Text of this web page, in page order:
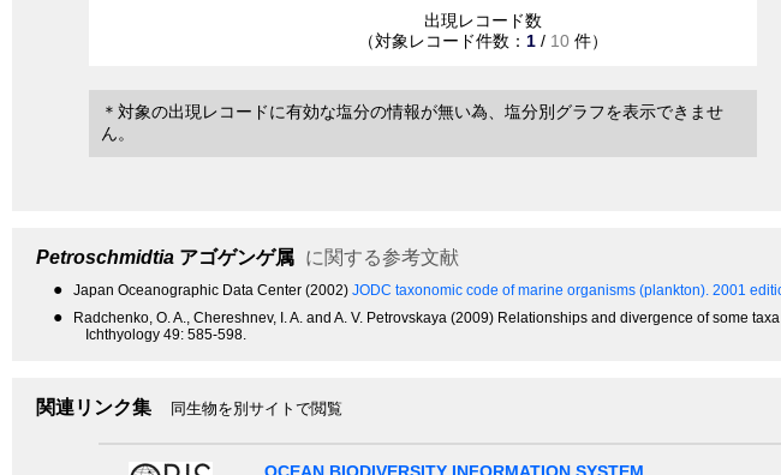
出現レコード数
（対象レコード件数： 1 / 10 件）
＊対象の出現レコードに有効な塩分の情報が無い為、塩分別グラフを表示できませ
ん。
Petroschmidtia アゴゲンゲ属 に関する参考文献
● Japan Oceanographic Data Center (2002) JODC taxonomic code of marine organisms (plankton). 2001
●
Radchenko, O. A., Chereshnev, I. A. and A. V. Petrovskaya (2009) Relationships and divergence of some
Ichthyology 49: 585-598.
関連リンク集 同生物を別サイトで閲覧